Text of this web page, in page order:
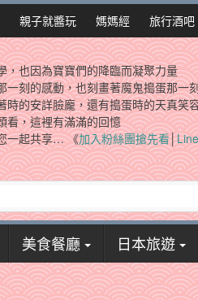
親子就醬玩 媽媽經 旅行酒吧
，也因為寶寶們的降臨而凝聚力量
一刻的感動，也刻畫著魔鬼搗蛋那一
時的安詳臉龐，還有搗蛋時的天真笑
看，這裡有滿滿的回憶
一起共享… 《加入粉絲團搶先看│
美食餐廳 日本旅遊